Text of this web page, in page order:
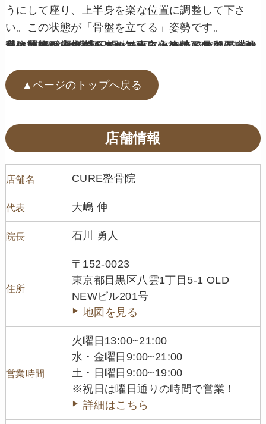
うにして座り、上半身を楽な位置に調整して下さ
い。
この状態が「骨盤を立てる」姿勢です。
正しい座り方を覚えさせる事によって、骨盤が自然な位置でキープできるので、立った時にぽっこりお腹になりにくくなります！正しい姿勢がキツかったり、どこかに痛みが出たりする方は、かなり悪い姿勢・状態が染み付いてしまっているのでそのような方は気軽にご相談下さい！
【姿勢矯正/骨盤矯正/骨格矯正/産後矯正/O脚/猫背/肩こり/腰痛/膝痛】
▲ページのトップへ戻る
店舗情報
店舗名 CURE整骨院
代表 大嶋 伸
院長 石川 勇人
住所
〒152-0023
東京都目黒区八雲1丁目5-1 OLD
NEWビル201号
地図を見る
営業時間
火曜日13:00~21:00
水・金曜日9:00~21:00
土・日曜日9:00~19:00
※祝日は曜日通りの時間で営業！
詳細はこちら